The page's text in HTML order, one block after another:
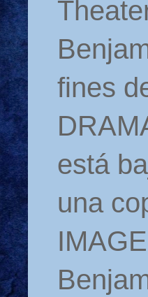
fines
está
una